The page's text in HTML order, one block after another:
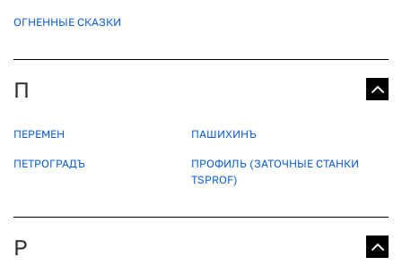
ОГНЕННЫЕ СКАЗКИ
П
ПЕРЕМЕН ПАШИХИНЪ
ПЕТРОГРАДЪ
ПРОФИЛЬ (ЗАТОЧНЫЕ СТАНКИ
TSPROF)
Р